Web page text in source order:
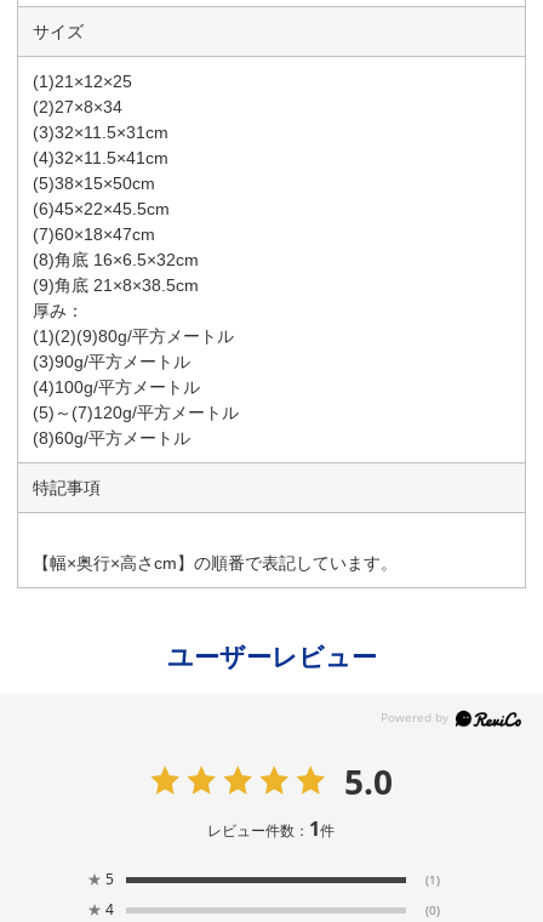
サイズ
(1)21×12×25
(2)27×8×34
(3)32×11.5×31cm
(4)32×11.5×41cm
(5)38×15×50cm
(6)45×22×45.5cm
(7)60×18×47cm
(8)角底 16×6.5×32cm
(9)角底 21×8×38.5cm
厚み：
(1)(2)(9)80g/平方メートル
(3)90g/平方メートル
(4)100g/平方メートル
(5)～(7)120g/平方メートル
(8)60g/平方メートル
特記事項
【幅×奥行×高さcm】の順番で表記しています。
ユーザーレビュー
5.0
レビュー件数： 1件
★ 5 (1)
★ 4 (0)